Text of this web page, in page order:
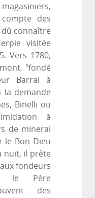
des
dû connaître
visitée
Vers 1780,
"fondé
Barral à
la demande
Binelli ou
à
de minerai
le Bon Dieu
nuit, il prête
fondeurs
le Père
des